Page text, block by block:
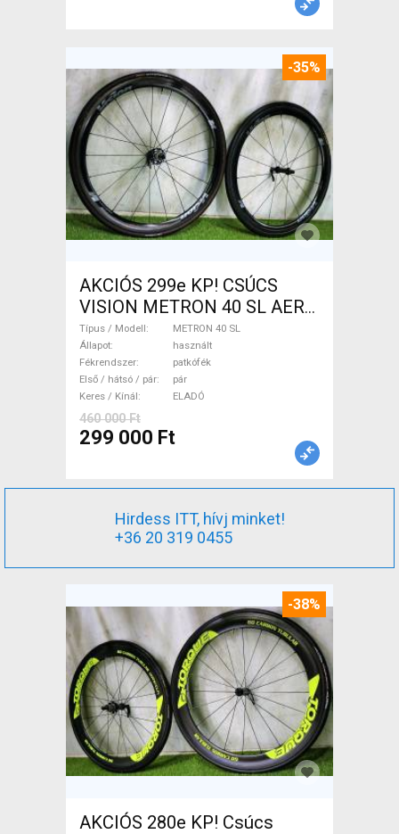
-35%
AKCIÓS 299e KP! CSÚCS
VISION METRON 40 SL AERO
CARBON 1.330g/pár METRON
40 SL Országúti / Gravel /
Triatlon Alkatrész, Országúti
Kerék / Felni / Gumi használt
ELADÓ
Típus / Modell
METRON 40 SL
Állapot
használt
Fékrendszer
patkófék
Első / hátsó / pár
pár
Keres / Kínál
ELADÓ
460 000 Ft
299 000 Ft
Hirdess ITT, hívj minket!
+36 20 319 0455
-38%
AKCIÓS 280e KP! Csúcs